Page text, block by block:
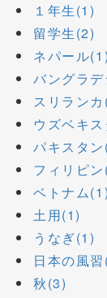
１年生(1)
留学生(2)
ネパール(1)
バングラ
スリラン
ウズベキ
パキスタ
フィリピ
ベトナム(1)
土用(1)
うなぎ(1)
日本の風
秋(3)